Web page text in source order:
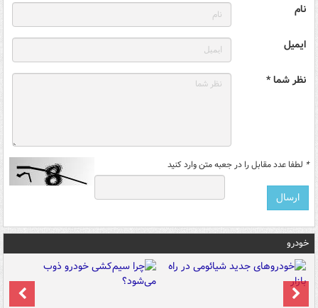
نام
ایمیل
نظر شما *
* لطفا عدد مقابل را در جعبه متن وارد کنید
خودرو